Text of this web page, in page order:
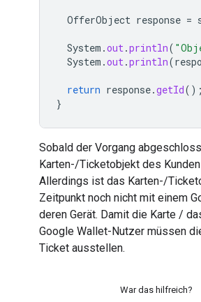
OfferObject response =
System .out.println(
System .out.println(
return response.getId();
}
Sobald der Vorgang
Karten-/Ticketobjekt des Kunden
Allerdings ist das Karten-/
Zeitpunkt noch nicht mit einem
deren Gerät. Damit die Karte /
Google Wallet-Nutzer müssen
Ticket ausstellen.
War das hilfreich?